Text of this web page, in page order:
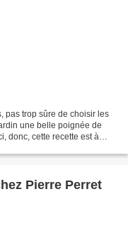
pas trop sûre de choisir les
une belle poignée de
donc, cette recette est à
Pierre Perret